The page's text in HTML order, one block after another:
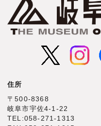
住所
〒500‐8368
岐阜市宇佐4‐1‐22
TEL:058-271-1313